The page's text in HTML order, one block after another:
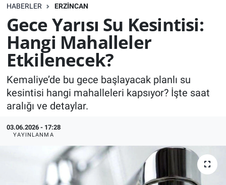
HABERLER ERZINCAN
Gece Yarısı Su Kesintisi:
Hangi Mahalleler
Etkilenecek?
Kemaliye’de bu gece başlayacak planlı su
kesintisi hangi mahalleleri kapsıyor? İşte saat
aralığı ve detaylar.
03.06.2026 - 17:28
YAYINLANMA
Bilim, teknoloji
GENEL
KÜLTÜR-SANAT